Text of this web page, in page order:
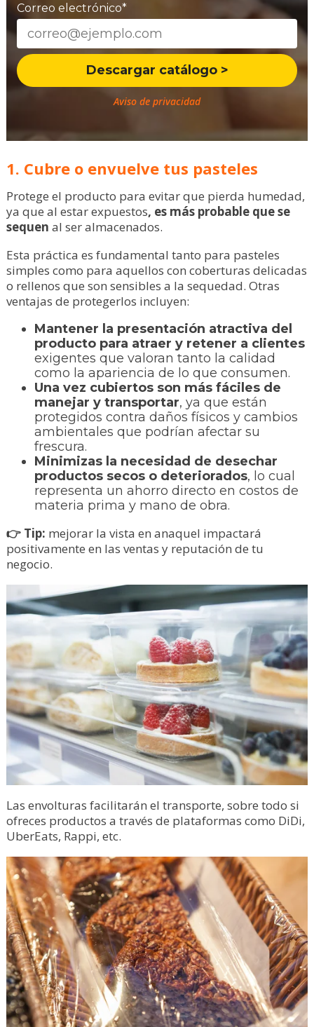
Correo electrónico*
Aviso de privacidad
1. Cubre o envuelve tus pasteles
Protege el producto para evitar que pierda humedad,
ya que al estar expuestos, es más probable que se
sequen al ser almacenados.
Esta práctica es fundamental tanto para pasteles
simples como para aquellos con coberturas delicadas
o rellenos que son sensibles a la sequedad. Otras
ventajas de protegerlos incluyen:
Mantener la presentación atractiva del
producto para atraer y retener a clientes
exigentes que valoran tanto la calidad
como la apariencia de lo que consumen.
Una vez cubiertos son más fáciles de
manejar y transportar, ya que están
protegidos contra daños físicos y cambios
ambientales que podrían afectar su
frescura.
Minimizas la necesidad de desechar
productos secos o deteriorados, lo cual
representa un ahorro directo en costos de
materia prima y mano de obra.
👉 Tip: mejorar la vista en anaquel impactará
positivamente en las ventas y reputación de tu
negocio.
Las envolturas facilitarán el transporte, sobre todo si
ofreces productos a través de plataformas como DiDi,
UberEats, Rappi, etc.